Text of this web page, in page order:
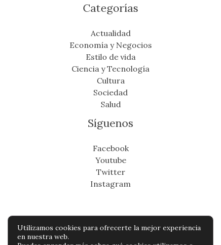
Categorías
Actualidad
Economía y Negocios
Estilo de vida
Ciencia y Tecnología
Cultura
Sociedad
Salud
Síguenos
Facebook
Youtube
Twitter
Instagram
Copyright © Todos os direitos reservados -
Utilizamos cookies para ofrecerte la mejor experiencia
en nuestra web.